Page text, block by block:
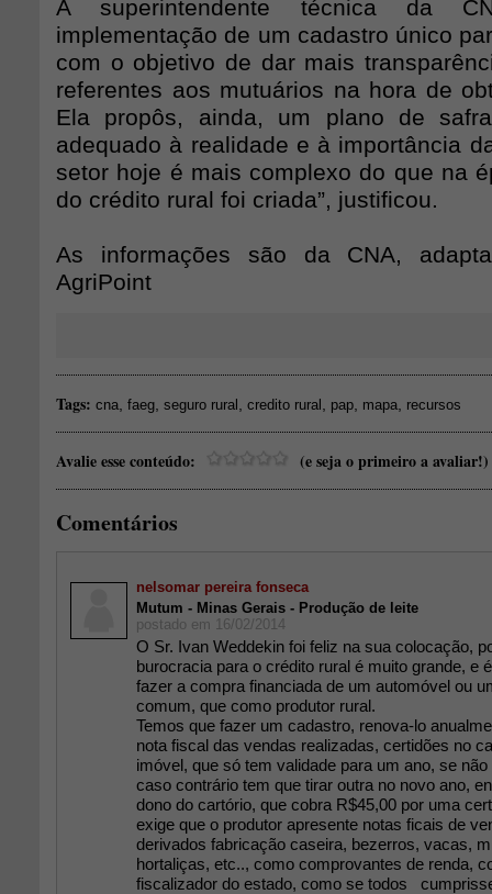
A superintendente técnica da
implementação de um cadastro único
com o objetivo de dar mais
referentes aos mutuários na hora de
Ela propôs, ainda, um plano de
adequado à realidade e à importância
setor hoje é mais complexo do que na
do crédito rural foi criada”, justificou.
As informações são da CNA,
AgriPoint
Tags: cna faeg seguro rural credito rural pap mapa recursos
Avalie esse conteúdo: (e seja o primeiro a avaliar!)
Comentários
nelsomar pereira fonseca
Mutum - Minas Gerais - Produção de leite
postado em 16/02/2014
O Sr. Ivan Weddekin foi feliz na sua colocação,
burocracia para o crédito rural é muito grande, e
fazer a compra financiada de um automóvel ou
comum, que como produtor rural.
Temos que fazer um cadastro, renova-lo
nota fiscal das vendas realizadas, certidões no
imóvel, que só tem validade para um ano, se
caso contrário tem que tirar outra no novo ano,
dono do cartório, que cobra R$45,00 por uma
exige que o produtor apresente notas ficais de
derivados fabricação caseira, bezerros, vacas,
hortaliças, etc.., como comprovantes de renda,
fiscalizador do estado, como se todos